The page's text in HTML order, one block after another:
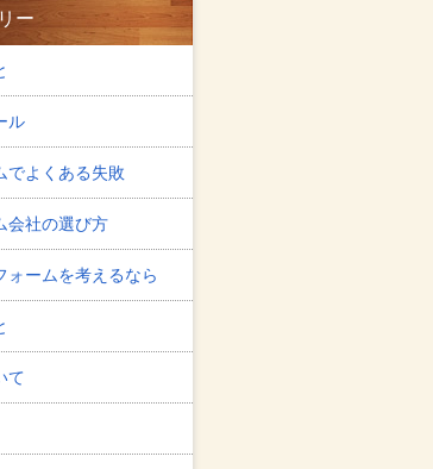
ー
ル
でよくある失敗
会社の選び方
ォームを考えるなら
て